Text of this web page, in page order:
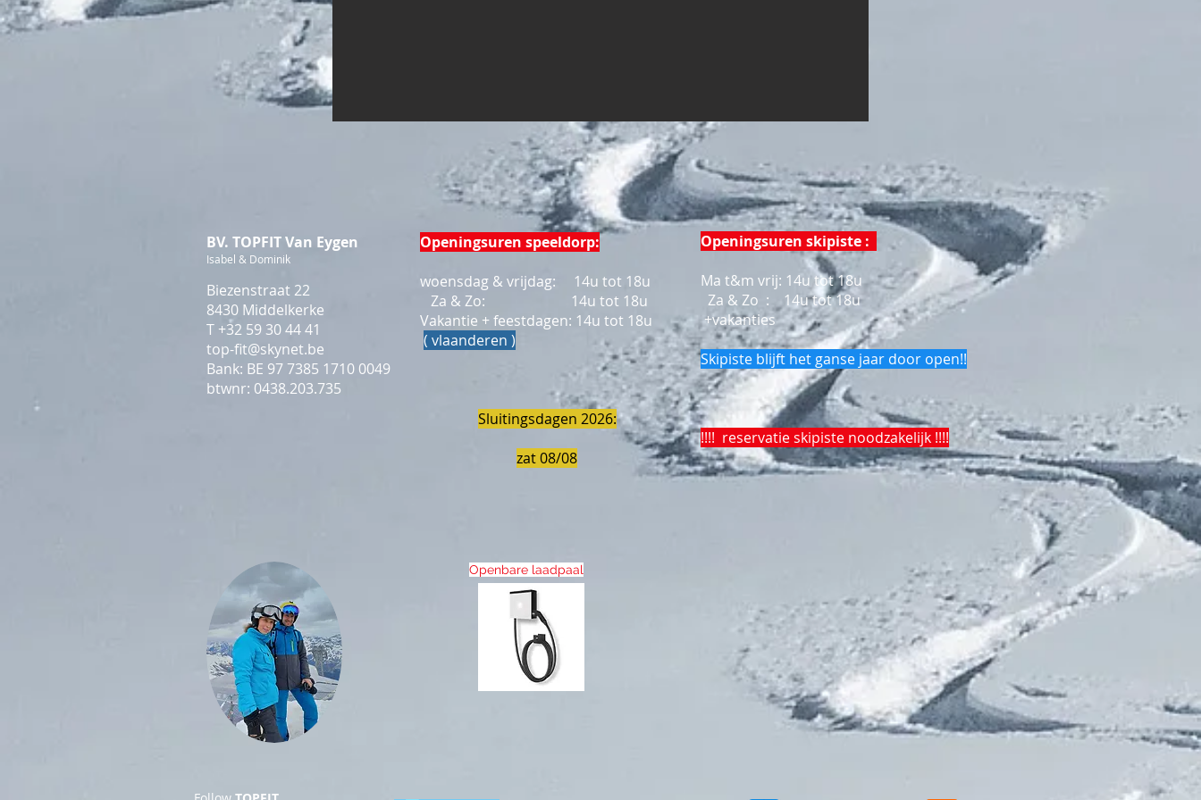
BV. TOPFIT Van Eygen
Isabel & Dominik
Biezenstraat 22
8430 Middelkerke
T +32 59 30 44 41
top-fit@skynet.be
Bank: BE 97 7385 1710 0049
btwnr: 0438.203.735
Openingsuren speeldorp:
woensdag & vrijdag: 14u tot 18u
Za & Zo: 14u tot 18u
Vakantie + feestdagen: 14u tot 18u
( vlaanderen )
Sluitingsdagen 2026:
zat 08/08
Openingsuren skipiste :
Ma t&m vrij: 14u tot 18u
Za & Zo : 14u tot 18u
+vakanties
Skipiste blijft het ganse jaar door open!!
!!!! reservatie skipiste noodzakelijk !!!!
Openbare laadpaal